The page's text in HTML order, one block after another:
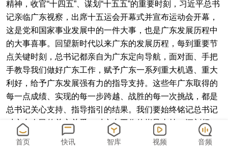
精神，收官“十四五”、谋划“十五五”的重要时刻，习近平总书
记亲临广东视察，出席十五运会开幕式并宣布运动会开幕，
这是党和国家事业发展中的一件大事，也是广东发展历程中
的大事喜事。回望新时代以来广东的发展历程，每到重要节
点关键时刻，总书记都亲自为广东定向导航，面对面、手把
手教导我们做好广东工作，赋予广东一系列重大机遇、重大
利好，给予广东发展强有力的指导支持。这些年广东取得的
每一点成绩、实现的每一步跨越、战胜的每一次挑战，都是
总书记关心支持、指导指引的结果。我们要始终铭记总书记
对广东人民的关心关爱、对广东工作的指导支持，深刻领
悟“两个确立”的决定性意义，增强“四个意识”、坚定“四个自
首页 快讯 智库 视频 音频